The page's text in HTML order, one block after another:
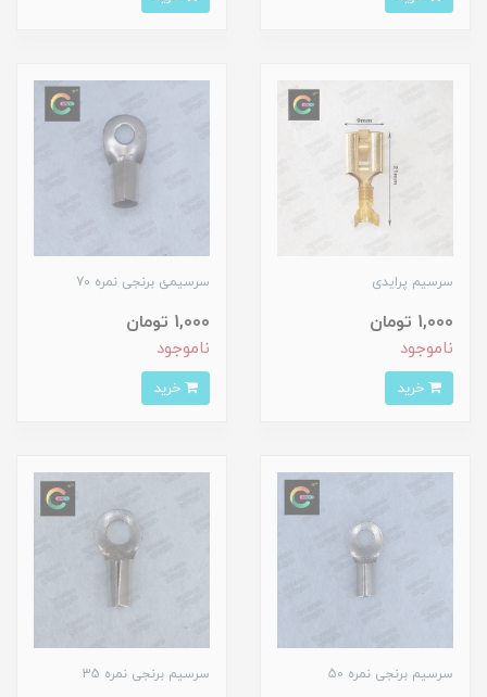
سرسیم پرایدی
1,000 تومان
ناموجود
سرسیمئ برنجی نمره 70
1,000 تومان
ناموجود
سرسیم برنجی نمره 50 سرسیم برنجی نمره 35